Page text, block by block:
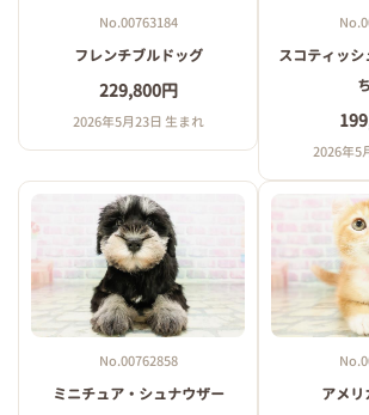
No.00763184
フレンチブルドッグ
229,800円
2026年5月23日 生まれ
スコティッ
2026年5
No.00762858
ミニチュア・シュナウザー アメリ